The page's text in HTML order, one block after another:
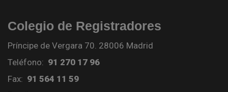
Colegio de Registradores
Príncipe de Vergara 70. 28006 Madrid
Teléfono: 91 270 17 96
Fax: 91 564 11 59